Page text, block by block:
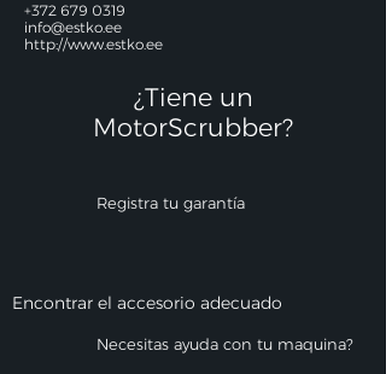
+372 679 0319
info@estko.ee
http://www.estko.ee
¿Tiene un
MotorScrubber?​
Registra tu garantía
Encontrar el accesorio adecuado
Necesitas ayuda con tu maquina?